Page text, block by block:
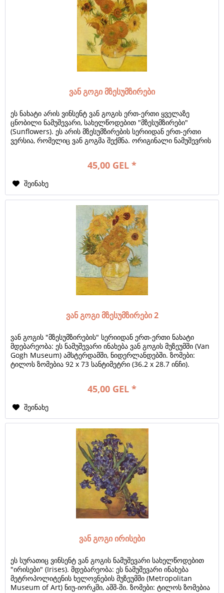
ვან გოგი მზესუმზირები
ეს ნახატი არის ვინსენტ ვან გოგის ერთ-ერთი ყველაზე
ცნობილი ნამუშევარი, სახელწოდებით "მზესუმზირები"
(Sunflowers). ეს არის მზესუმზირების სერიიდან ერთ-ერთი
ვერსია, რომელიც ვან გოგმა შექმნა. ორიგინალი ნამუშევრის
45,00 GEL *
შეინახე
ვან გოგი მზესუმზირები 2
ვან გოგის "მზესუმზირების" სერიიდან ერთ-ერთი ნახატი
მდებარეობა: ეს ნამუშევარი ინახება ვან გოგის მუზეუმში (Van
Gogh Museum) ამსტერდამში, ნიდერლანდებში. ზომები:
ტილოს ზომებია 92 x 73 სანტიმეტრი (36.2 x 28.7 ინჩი).
45,00 GEL *
შეინახე
ვან გოგი ირისები
ეს სურათიც ვინსენტ ვან გოგის ნამუშევარი სახელწოდებით
"ირისები" (Irises). მდებარეობა: ეს ნამუშევარი ინახება
მეტროპოლიტენის ხელოვნების მუზეუმში (Metropolitan
Museum of Art) ნიუ-იორკში, აშშ-ში. ზომები: ტილოს ზომებია